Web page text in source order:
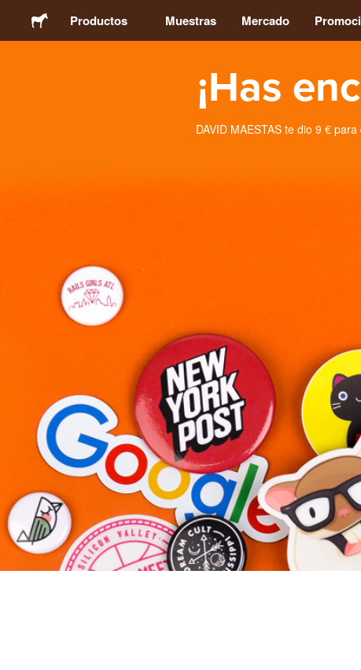
Productos
Packaging
Ropa
Más productos
Muestras
Muestras Mercado
¡Has
DAVID MAESTAS te dio 9 €